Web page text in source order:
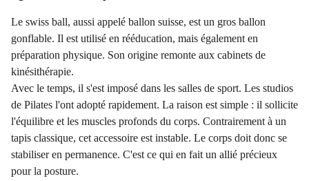
Le swiss ball, aussi appelé ballon suisse, est un gros ballon
gonflable. Il est utilisé en rééducation, mais également en
préparation physique. Son origine remonte aux cabinets de
kinésithérapie.
Avec le temps, il s'est imposé dans les salles de sport. Les studios
de Pilates l'ont adopté rapidement. La raison est simple : il sollicite
l'équilibre et les muscles profonds du corps. Contrairement à un
tapis classique, cet accessoire est instable. Le corps doit donc se
stabiliser en permanence. C'est ce qui en fait un allié précieux
pour la posture.